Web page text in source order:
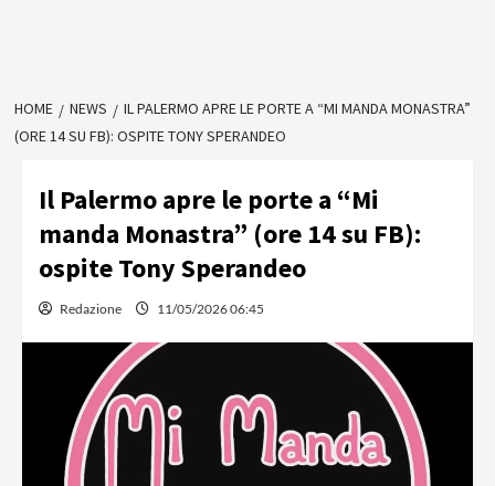
HOME NEWS
IL PALERMO APRE LE PORTE A “MI MANDA MONASTRA”
(ORE 14 SU FB): OSPITE TONY SPERANDEO
Il Palermo apre le porte a “Mi
manda Monastra” (ore 14 su FB):
ospite Tony Sperandeo
Redazione 11/05/2026 06:45